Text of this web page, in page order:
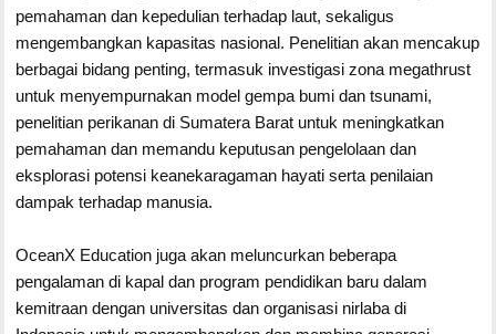
pemahaman dan kepedulian terhadap laut, sekaligus
mengembangkan kapasitas nasional. Penelitian akan mencakup
berbagai bidang penting, termasuk investigasi zona megathrust
untuk menyempurnakan model gempa bumi dan tsunami,
penelitian perikanan di Sumatera Barat untuk meningkatkan
pemahaman dan memandu keputusan pengelolaan dan
eksplorasi potensi keanekaragaman hayati serta penilaian
dampak terhadap manusia.
OceanX Education juga akan meluncurkan beberapa
pengalaman di kapal dan program pendidikan baru dalam
kemitraan dengan universitas dan organisasi nirlaba di